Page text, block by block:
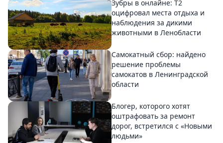
Зубры в онлайне: Т2
оцифровал места отдыха и
наблюдения за дикими
животными в Ленобласти
Самокатный сбор: найдено
решение проблемы
самокатов в Ленинградской
области
Блогер, которого хотят
оштрафовать за ремонт
дорог, встретился с «Новыми
людьми»